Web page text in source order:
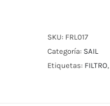
PARA
CHEVROLET
SAIL
SKU: FRL017
Categoría: SAIL
Etiquetas: FILTRO,